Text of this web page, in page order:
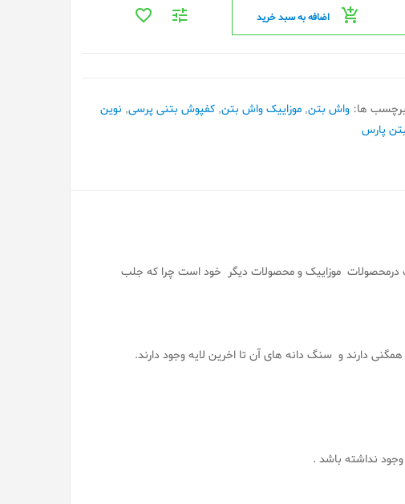
اضافه به سبد خرید
برچسب ها: واش بتن, موزاییک واش بتن, کفپوش بتنی پرسی, نوین
بتن پارس
درمحصولات موزاییک و محصولات دیگر خود است چرا که جلب
دارند و سنگ دانه های آن تا اخرین لایه وجود دارند.
نداشته باشد .